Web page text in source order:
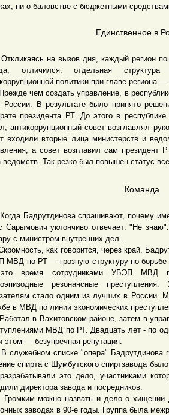
ни о баловстве с бюджетными
Единственное в
на вызов дня, каждый регион
отличился: отдельная
политики при главе региона
чем создать управление, в
России. В результате было принято
президента РТ. До этого в республике
антикоррупционный совет возглавлял
входили вторые лица министерств и
а совет возглавил сам
ведомств. Так резко был повышен статус
Команда
Бадрутдинова спрашивают, почему
Сарымович уклончиво отвечает: "Не
с министром внутренних дел…
как говорится, через край.
МВД по РТ — грозную структуру по борьбе
время сотрудниками УБЭП МВД
резонансные
стало одним из лучших в России.
в МВД по линии экономических
в Вахитовском районе, затем в
МВД по РТ. Двадцать лет - по
этом — безупречная репутация.
списке "опера" Бадрутдинова
спирта с Шумбутского спиртзавода
это дело, участниками
директора завода и посредников.
можно назвать и дело о хищении
заводах в 90-е годы. Группа была